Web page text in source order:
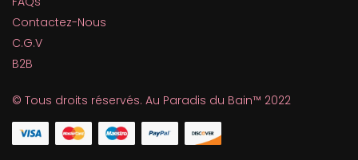
Contactez-Nous
C.G.V
B2B
© Tous droits réservés. Au Paradis du Bain™ 2022